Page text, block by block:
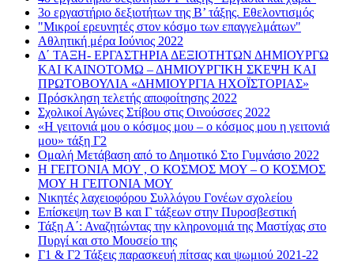
3ο εργαστήριο δεξιοτήτων της Β’ τάξης. Εθελοντισμός
"Μικροί ερευνητές στον κόσμο των επαγγελμάτων"
Αθλητική μέρα Ιούνιος 2022
Δ΄ ΤΑΞΗ- ΕΡΓΑΣΤΗΡΙΑ ΔΕΞΙΟΤΗΤΩΝ ΔΗΜΙΟΥΡΓΩ
ΚΑΙ ΚΑΙΝΟΤΟΜΩ – ΔΗΜΙΟΥΡΓΙΚΗ ΣΚΕΨΗ ΚΑΙ
ΠΡΩΤΟΒΟΥΛΙΑ «ΔΗΜΙΟΥΡΓΙΑ ΗΧΟΪΣΤΟΡΙΑΣ»
Πρόσκληση τελετής αποφοίτησης 2022
Σχολικοί Αγώνες Στίβου στις Οινούσσες 2022
«Η γειτονιά μου ο κόσμος μου – ο κόσμος μου η γειτονιά
μου» τάξη Γ2
Ομαλή Μετάβαση από το Δημοτικό Στο Γυμνάσιο 2022
Η ΓΕΙΤΟΝΙΑ ΜΟΥ , Ο ΚΟΣΜΟΣ ΜΟΥ – Ο ΚΟΣΜΟΣ
ΜΟΥ Η ΓΕΙΤΟΝΙΑ ΜΟΥ
Νικητές λαχειοφόρου Συλλόγου Γονέων σχολείου
Επίσκεψη των Β και Γ τάξεων στην Πυροσβεστική
Τάξη Α΄: Αναζητώντας την κληρονομιά της Μαστίχας στο
Πυργί και στο Μουσείο της
Γ1 & Γ2 Τάξεις παρασκευή πίτσας και ψωμιού 2021-22